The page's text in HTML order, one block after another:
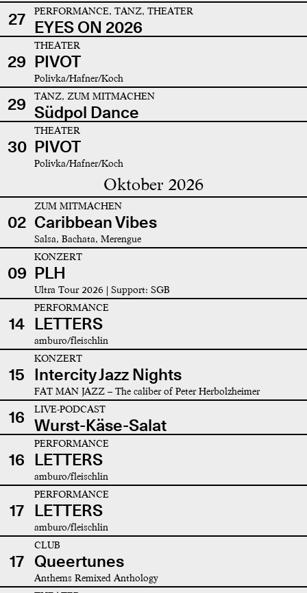
27 PERFORMANCE, TANZ, THEATER
EYES ON 2026
29
THEATER
PIVOT
Polivka/Hafner/Koch
29 TANZ, ZUM MITMACHEN
Südpol Dance
30
THEATER
PIVOT
Polivka/Hafner/Koch
Oktober 2026
02
ZUM MITMACHEN
Caribbean Vibes
Salsa, Bachata, Merengue
09
KONZERT
PLH
Ultra Tour 2026 | Support: SGB
14
PERFORMANCE
LETTERS
amburo/fleischlin
15
KONZERT
Intercity Jazz Nights
FAT MAN JAZZ – The caliber of Peter Herbolzheimer
16 LIVE-PODCAST
Wurst-Käse-Salat
16
PERFORMANCE
LETTERS
amburo/fleischlin
17
PERFORMANCE
LETTERS
amburo/fleischlin
17
CLUB
Queertunes
Anthems Remixed Anthology